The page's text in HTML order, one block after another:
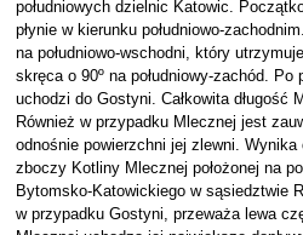
południowych dzielnic Katowic.
płynie w kierunku południowo-
na południowo-wschodni, który
skręca o 90º na południowy-zachód. Po
uchodzi do Gostyni. Całkowita długość
Również w przypadku Mlecznej jest
odnośnie powierzchni jej zlewni. Wynika
zboczy Kotliny Mlecznej położonej na
Bytomsko-Katowickiego w sąsiedztwie
w przypadku Gostyni, przeważa lewa